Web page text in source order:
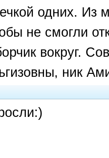
одних. Из
не смогли
вокруг.
ник